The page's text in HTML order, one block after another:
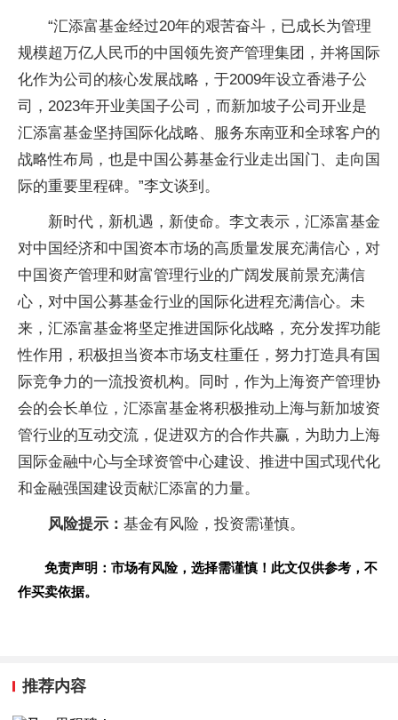
“汇添富基金经过20年的艰苦奋斗，已成长为管理
规模超万亿人民币的中国领先资产管理集团，并将国际
化作为公司的核心发展战略，于2009年设立香港子公
司，2023年开业美国子公司，而新加坡子公司开业是
汇添富基金坚持国际化战略、服务东南亚和全球客户的
战略性布局，也是中国公募基金行业走出国门、走向国
际的重要里程碑。”李文谈到。
新时代，新机遇，新使命。李文表示， 汇添富基金
对中国经济和中国资本市场的高质量发展充满信心，对
中国 资产管理和财富管理行业的广阔发展前景充满信
心，对中国公募基金行业的国际化进程充满信心。未
来， 汇添富基金将坚定推进国际化战略，充分发挥功能
性作用，积极担当资本市场支柱重任，努力打造具有国
际竞争力的一流投资机构。同时，作为上海资产管理协
会的会长单位， 汇添富基金将积极推动上海与新加坡资
管行业的互动交流，促进双方的合作共赢，为助力上海
国际金融中心与全球资管中心建设、推进中国式现代化
和金融强国建设贡献汇添富的力量。
风险提示： 基金有风险， 投资需谨慎。
免责声明：市场有风险，选择需谨慎！此文仅供参考，不
作买卖依据。
推荐内容